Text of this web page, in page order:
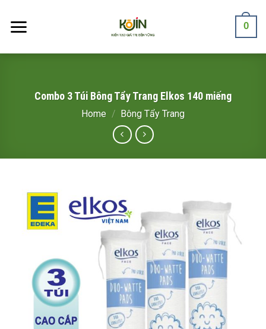
content
0
Combo 3 Túi Bông Tẩy Trang Elkos 140 miếng
Home / Bông Tẩy Trang